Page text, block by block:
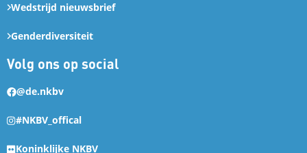
Wedstrijd nieuwsbrief
Genderdiversiteit
Volg ons op social
@de.nkbv
#NKBV_offical
Koninklijke NKBV